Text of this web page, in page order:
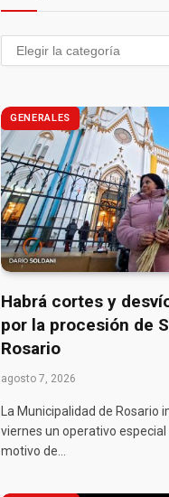
GENERALES
Habrá cortes y
por la procesión de
Rosario
agosto 7, 2026
La Municipalidad de Rosario
viernes un operativo
motivo de…